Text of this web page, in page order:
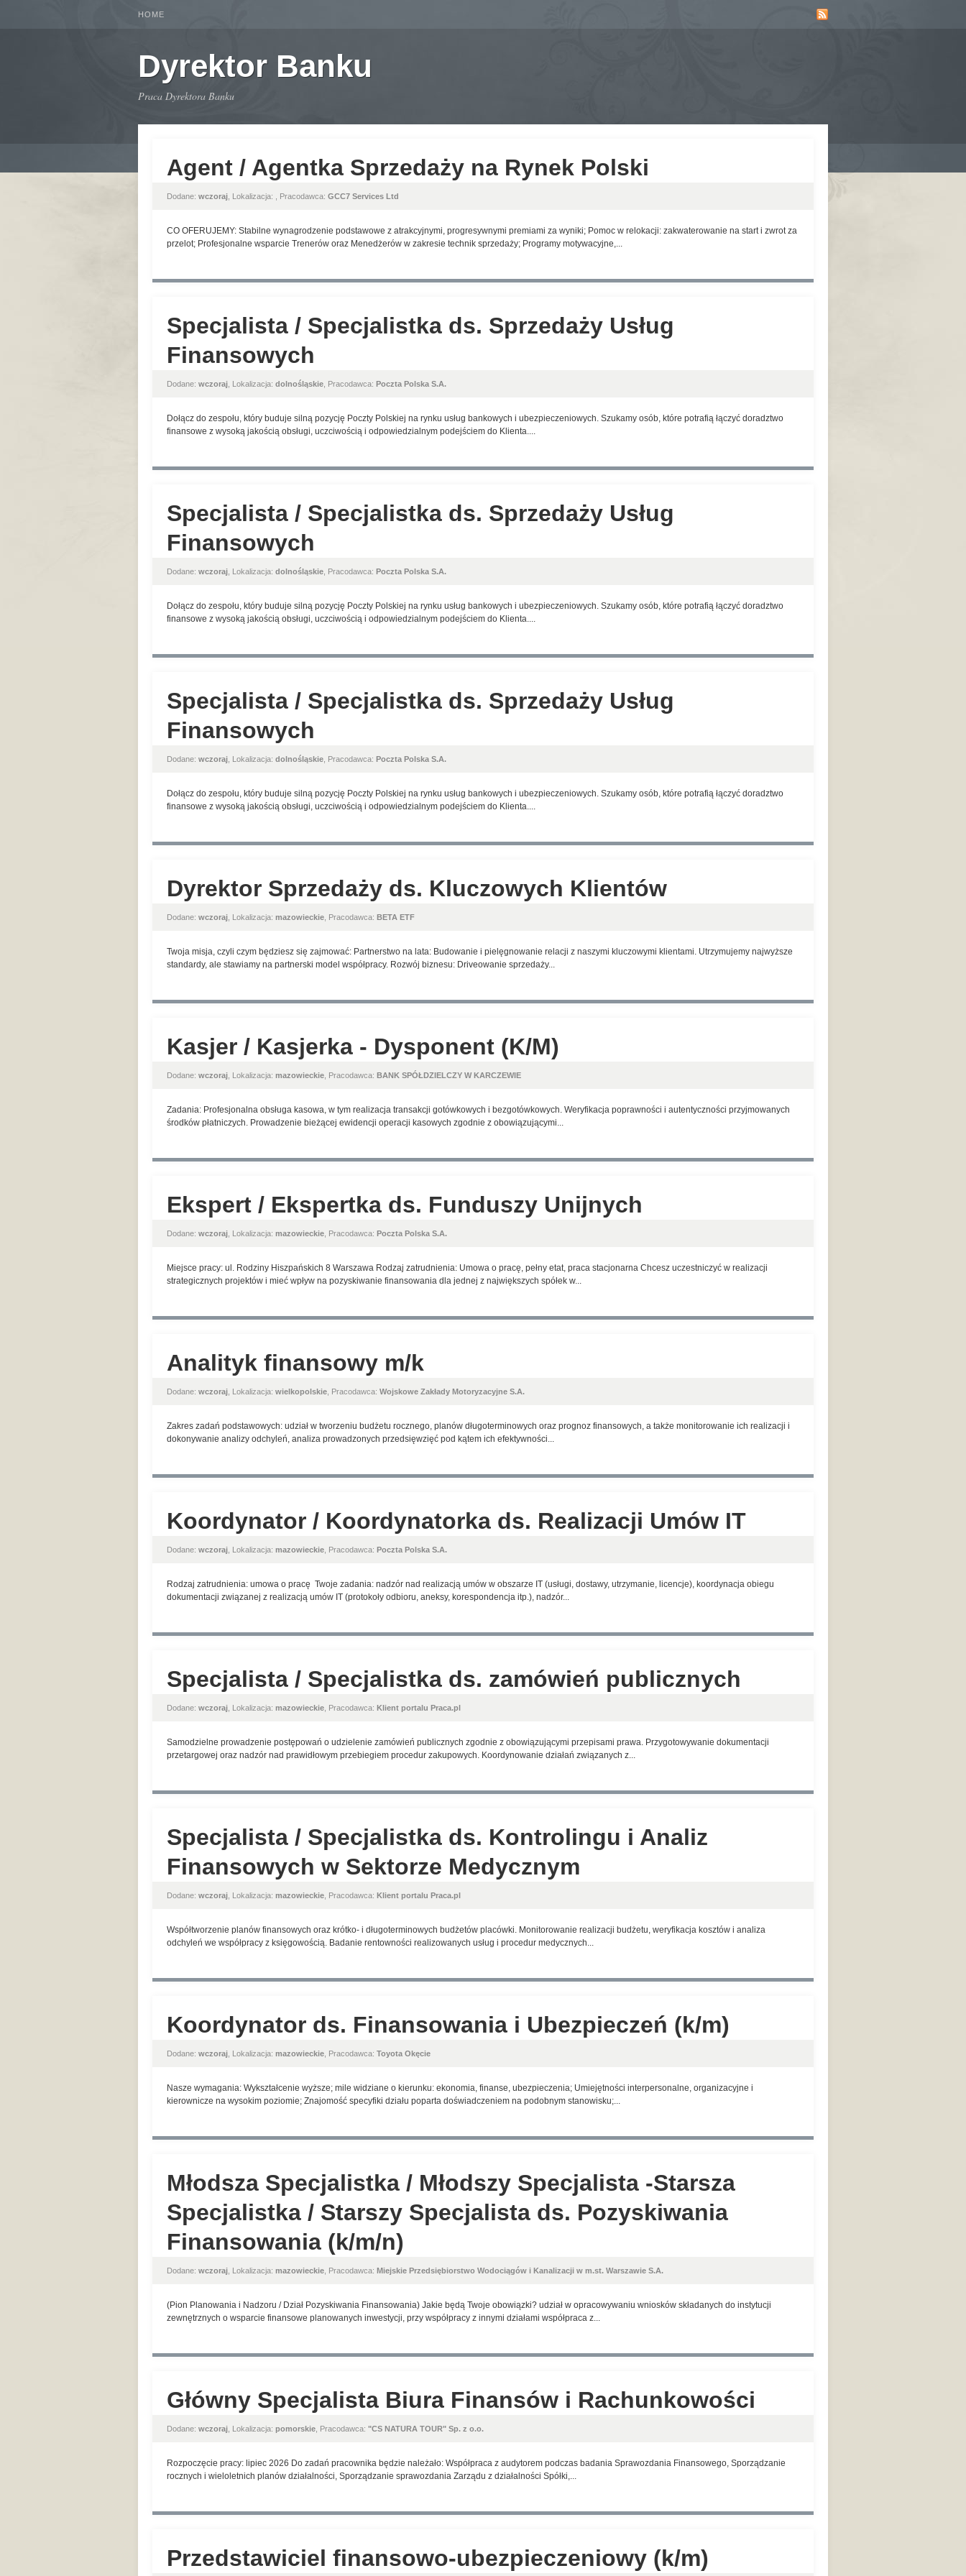
HOME
Dyrektor Banku
Praca Dyrektora Banku
Agent / Agentka Sprzedaży na Rynek Polski
Dodane: wczoraj , Lokalizacja: , Pracodawca: GCC7 Services Ltd
CO OFERUJEMY: Stabilne wynagrodzenie podstawowe z atrakcyjnymi, progresywnymi premiami za wyniki; Pomoc w relokacji: zakwaterowanie na start i zwrot za
przelot; Profesjonalne wsparcie Trenerów oraz Menedżerów w zakresie technik sprzedaży; Programy motywacyjne,...
Specjalista / Specjalistka ds. Sprzedaży Usług
Finansowych
Dodane: wczoraj , Lokalizacja: dolnośląskie , Pracodawca: Poczta Polska S.A.
Dołącz do zespołu, który buduje silną pozycję Poczty Polskiej na rynku usług bankowych i ubezpieczeniowych. Szukamy osób, które potrafią łączyć doradztwo
finansowe z wysoką jakością obsługi, uczciwością i odpowiedzialnym podejściem do Klienta....
Specjalista / Specjalistka ds. Sprzedaży Usług
Finansowych
Dodane: wczoraj , Lokalizacja: dolnośląskie , Pracodawca: Poczta Polska S.A.
Dołącz do zespołu, który buduje silną pozycję Poczty Polskiej na rynku usług bankowych i ubezpieczeniowych. Szukamy osób, które potrafią łączyć doradztwo
finansowe z wysoką jakością obsługi, uczciwością i odpowiedzialnym podejściem do Klienta....
Specjalista / Specjalistka ds. Sprzedaży Usług
Finansowych
Dodane: wczoraj , Lokalizacja: dolnośląskie , Pracodawca: Poczta Polska S.A.
Dołącz do zespołu, który buduje silną pozycję Poczty Polskiej na rynku usług bankowych i ubezpieczeniowych. Szukamy osób, które potrafią łączyć doradztwo
finansowe z wysoką jakością obsługi, uczciwością i odpowiedzialnym podejściem do Klienta....
Dyrektor Sprzedaży ds. Kluczowych Klientów
Dodane: wczoraj , Lokalizacja: mazowieckie , Pracodawca: BETA ETF
Twoja misja, czyli czym będziesz się zajmować: Partnerstwo na lata: Budowanie i pielęgnowanie relacji z naszymi kluczowymi klientami. Utrzymujemy najwyższe
standardy, ale stawiamy na partnerski model współpracy. Rozwój biznesu: Driveowanie sprzedaży...
Kasjer / Kasjerka - Dysponent (K/M)
Dodane: wczoraj , Lokalizacja: mazowieckie , Pracodawca: BANK SPÓŁDZIELCZY W KARCZEWIE
Zadania: Profesjonalna obsługa kasowa, w tym realizacja transakcji gotówkowych i bezgotówkowych. Weryfikacja poprawności i autentyczności przyjmowanych
środków płatniczych. Prowadzenie bieżącej ewidencji operacji kasowych zgodnie z obowiązującymi...
Ekspert / Ekspertka ds. Funduszy Unijnych
Dodane: wczoraj , Lokalizacja: mazowieckie , Pracodawca: Poczta Polska S.A.
Miejsce pracy: ul. Rodziny Hiszpańskich 8 Warszawa Rodzaj zatrudnienia: Umowa o pracę, pełny etat, praca stacjonarna Chcesz uczestniczyć w realizacji
strategicznych projektów i mieć wpływ na pozyskiwanie finansowania dla jednej z największych spółek w...
Analityk finansowy m/k
Dodane: wczoraj , Lokalizacja: wielkopolskie , Pracodawca: Wojskowe Zakłady Motoryzacyjne S.A.
Zakres zadań podstawowych: udział w tworzeniu budżetu rocznego, planów długoterminowych oraz prognoz finansowych, a także monitorowanie ich realizacji i
dokonywanie analizy odchyleń, analiza prowadzonych przedsięwzięć pod kątem ich efektywności...
Koordynator / Koordynatorka ds. Realizacji Umów IT
Dodane: wczoraj , Lokalizacja: mazowieckie , Pracodawca: Poczta Polska S.A.
Rodzaj zatrudnienia: umowa o pracę ​ Twoje zadania: nadzór nad realizacją umów w obszarze IT (usługi, dostawy, utrzymanie, licencje), koordynacja obiegu
dokumentacji związanej z realizacją umów IT (protokoły odbioru, aneksy, korespondencja itp.), nadzór...
Specjalista / Specjalistka ds. zamówień publicznych
Dodane: wczoraj , Lokalizacja: mazowieckie , Pracodawca: Klient portalu Praca.pl
Samodzielne prowadzenie postępowań o udzielenie zamówień publicznych zgodnie z obowiązującymi przepisami prawa. Przygotowywanie dokumentacji
przetargowej oraz nadzór nad prawidłowym przebiegiem procedur zakupowych. Koordynowanie działań związanych z...
Specjalista / Specjalistka ds. Kontrolingu i Analiz
Finansowych w Sektorze Medycznym
Dodane: wczoraj , Lokalizacja: mazowieckie , Pracodawca: Klient portalu Praca.pl
Współtworzenie planów finansowych oraz krótko- i długoterminowych budżetów placówki. Monitorowanie realizacji budżetu, weryfikacja kosztów i analiza
odchyleń we współpracy z księgowością. Badanie rentowności realizowanych usług i procedur medycznych...
Koordynator ds. Finansowania i Ubezpieczeń (k/m)
Dodane: wczoraj , Lokalizacja: mazowieckie , Pracodawca: Toyota Okęcie
Nasze wymagania: Wykształcenie wyższe; mile widziane o kierunku: ekonomia, finanse, ubezpieczenia; Umiejętności interpersonalne, organizacyjne i
kierownicze na wysokim poziomie; Znajomość specyfiki działu poparta doświadczeniem na podobnym stanowisku;...
Młodsza Specjalistka / Młodszy Specjalista -Starsza
Specjalistka / Starszy Specjalista ds. Pozyskiwania
Finansowania (k/m/n)
Dodane: wczoraj , Lokalizacja: mazowieckie , Pracodawca: Miejskie Przedsiębiorstwo Wodociągów i Kanalizacji w m.st. Warszawie S.A.
(Pion Planowania i Nadzoru / Dział Pozyskiwania Finansowania) Jakie będą Twoje obowiązki? udział w opracowywaniu wniosków składanych do instytucji
zewnętrznych o wsparcie finansowe planowanych inwestycji, przy współpracy z innymi działami współpraca z...
Główny Specjalista Biura Finansów i Rachunkowości
Dodane: wczoraj , Lokalizacja: pomorskie , Pracodawca: "CS NATURA TOUR" Sp. z o.o.
Rozpoczęcie pracy: lipiec 2026 Do zadań pracownika będzie należało: Współpraca z audytorem podczas badania Sprawozdania Finansowego, Sporządzanie
rocznych i wieloletnich planów działalności, Sporządzanie sprawozdania Zarządu z działalności Spółki,...
Przedstawiciel finansowo-ubezpieczeniowy (k/m)